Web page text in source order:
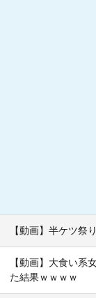
【動画】半ケツ祭
【動画】大食い系
た結果ｗｗｗｗ